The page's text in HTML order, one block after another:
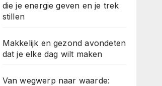
die je energie geven en je trek
stillen
Makkelijk en gezond avondeten
dat je elke dag wilt maken
Van wegwerp naar waarde: